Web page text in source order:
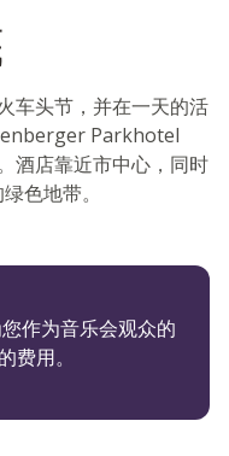
车头节，并在一天的活
Parkhotel
酒店靠近市中心，同时
色地带。
作为音乐会观众的
费用。